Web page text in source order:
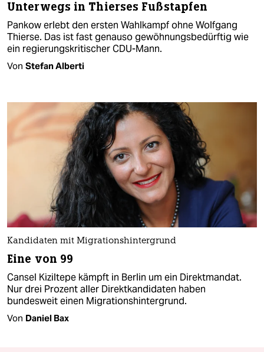
Unterwegs in Thierses Fußstapfen
Pankow erlebt den ersten Wahlkampf ohne Wolfgang
Thierse. Das ist fast genauso gewöhnungsbedürftig wie
ein regierungskritischer CDU-Mann.
Von Stefan Alberti
Kandidaten mit Migrationshintergrund
Eine von 99
Cansel Kiziltepe kämpft in Berlin um ein Direktmandat.
Nur drei Prozent aller Direktkandidaten haben
bundesweit einen Migrationshintergrund.
Von Daniel Bax